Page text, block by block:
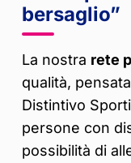
bersaglio”
La nostra rete
qualità,
Distintivo
persone con
possibilità di